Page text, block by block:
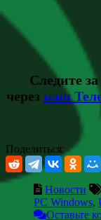
Следите
через наш
Поделиться:
Новости
PC Windows,
Оставьте